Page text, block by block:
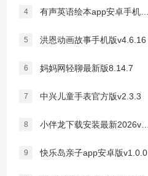
4
5 洪恩动画故事手机版v4.6.16
6 妈妈网轻聊最新版8.14.7
7 中兴儿童手表官方版v2.3.3
8
9 快乐岛亲子app安卓版v1.0.0